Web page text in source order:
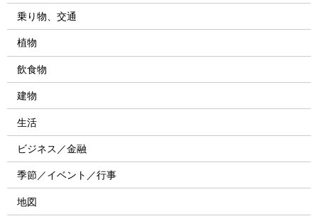
乗り物、交通
植物
飲食物
建物
生活
ビジネス／金融
季節／イベント／行事
地図